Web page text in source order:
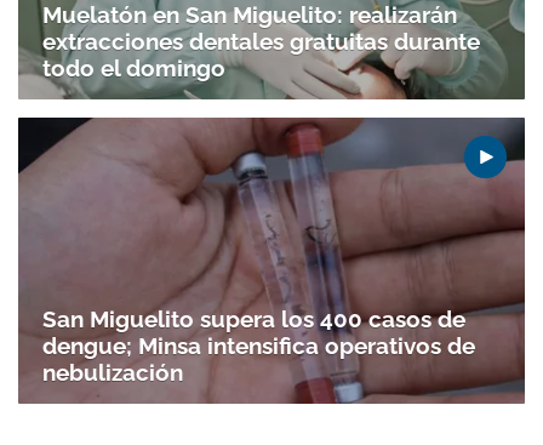
Muelatón en San Miguelito: realizarán
extracciones dentales gratuitas durante
todo el domingo
San Miguelito supera los 400 casos de
dengue; Minsa intensifica operativos de
nebulización